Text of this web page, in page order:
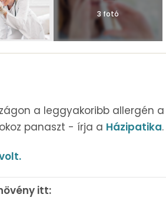
3 fotó
a leggyakoribb allergén
panaszt - írja a Házipatika.
itt: